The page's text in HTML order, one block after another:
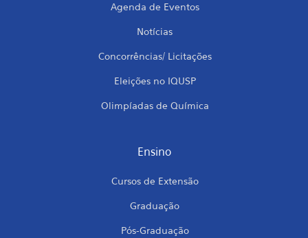
Agenda de Eventos
Notícias
Concorrências/ Licitações
Eleições no IQUSP
Olimpíadas de Química
Ensino
Cursos de Extensão
Graduação
Pós-Graduação